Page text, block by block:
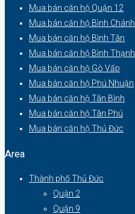
Mua bán căn hộ Quận 12
Mua bán căn hộ Bình Chánh
Mua bán căn hộ Bình Tân
Mua bán căn hộ Bình Thạnh
Mua bán căn hộ Gò Vấp
Mua bán căn hộ Phú Nhuận
Mua bán căn hộ Tân Bình
Mua bán căn hộ Tân Phú
Mua bán căn hộ Thủ Đức
Area
Thành phố Thủ Đức
Quận 2
Quận 9